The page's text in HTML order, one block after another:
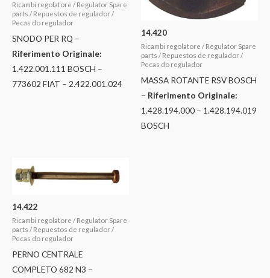
Ricambi regolatore / Regulator Spare
parts / Repuestos de regulador /
Pecas do regulador
SNODO PER RQ –
Riferimento Originale:
1.422.001.111 BOSCH –
773602 FIAT – 2.422.001.024
14.420
Ricambi regolatore / Regulator Spare
parts / Repuestos de regulador /
Pecas do regulador
MASSA ROTANTE RSV BOSCH
– Riferimento Originale:
1.428.194.000 – 1.428.194.019
BOSCH
14.422
Ricambi regolatore / Regulator Spare
parts / Repuestos de regulador /
Pecas do regulador
PERNO CENTRALE
COMPLETO 682 N3 –